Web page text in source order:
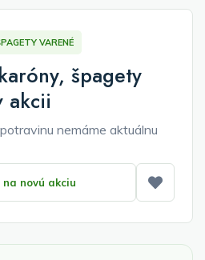
VARENÉ
špagety
akcii
nemáme aktuálnu
novú akciu
Pridať